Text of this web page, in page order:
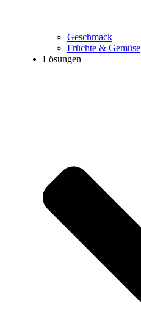
Geschmack
Früchte & Gemüse
Lösungen